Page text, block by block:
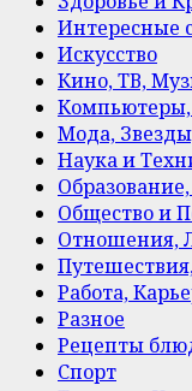
Интересные
Искусство
Кино, ТВ,
Мода,
Наука и
Общество и
Отношения,
Работа,
Разное
Рецепты
Спорт